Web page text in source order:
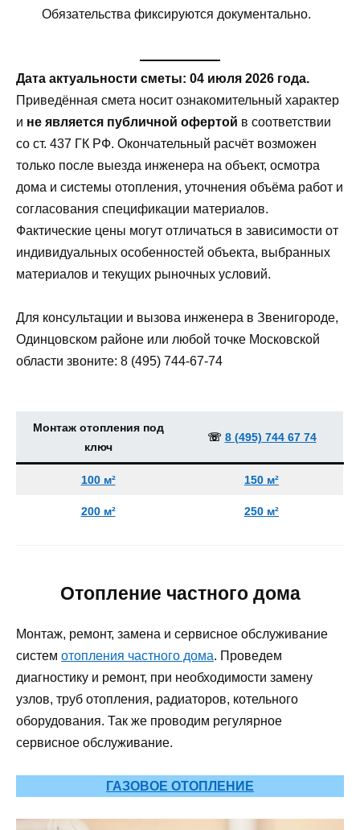
Обязательства фиксируются документально.
Дата актуальности сметы: 04 июля 2026 года.
Приведённая смета носит ознакомительный характер
и не является публичной офертой в соответствии
со ст. 437 ГК РФ. Окончательный расчёт возможен
только после выезда инженера на объект, осмотра
дома и системы отопления, уточнения объёма работ и
согласования спецификации материалов.
Фактические цены могут отличаться в зависимости от
индивидуальных особенностей объекта, выбранных
материалов и текущих рыночных условий.
Для консультации и вызова инженера в Звенигороде,
Одинцовском районе или любой точке Московской
области звоните: 8 (495) 744‑67‑74
Монтаж отопления под
ключ
☏ 8 (495) 744 67 74
100 м² 150 м²
200 м² 250 м²
Отопление частного дома
Монтаж, ремонт, замена и сервисное обслуживание
систем отопления частного дома. Проведем
диагностику и ремонт, при необходимости замену
узлов, труб отопления, радиаторов, котельного
оборудования. Так же проводим регулярное
сервисное обслуживание.
ГАЗОВОЕ ОТОПЛЕНИЕ